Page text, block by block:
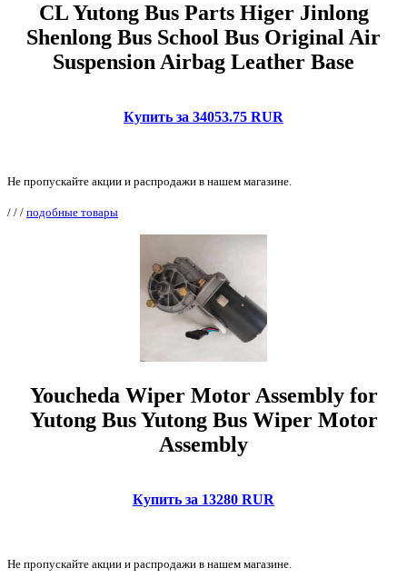
CL Yutong Bus Parts Higer Jinlong
Shenlong Bus School Bus Original Air
Suspension Airbag Leather Base
Купить за 34053.75 RUR
Не пропускайте акции и распродажи в нашем магазине.
/ / / подобные товары
Youcheda Wiper Motor Assembly for
Yutong Bus Yutong Bus Wiper Motor
Assembly
Купить за 13280 RUR
Не пропускайте акции и распродажи в нашем магазине.